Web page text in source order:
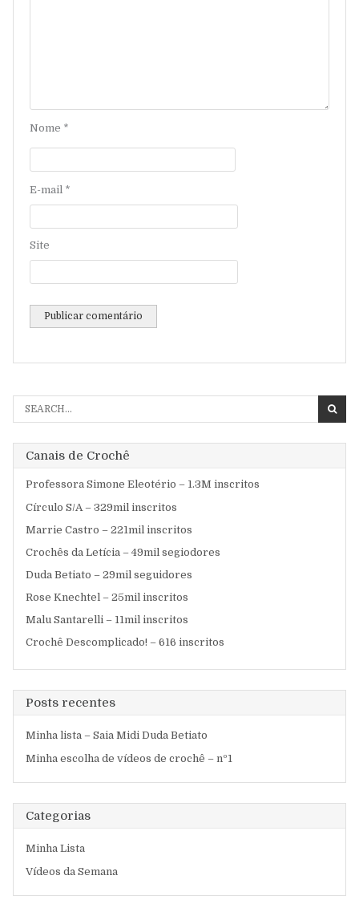
Nome *
E-mail *
Site
Canais de Crochê
Professora Simone Eleotério – 1.3M inscritos
Círculo S/A – 329mil inscritos
Marrie Castro – 221mil inscritos
Crochês da Letícia – 49mil segiodores
Duda Betiato – 29mil seguidores
Rose Knechtel – 25mil inscritos
Malu Santarelli – 11mil inscritos
Crochê Descomplicado! – 616 inscritos
Posts recentes
Minha lista – Saia Midi Duda Betiato
Minha escolha de vídeos de crochê – nº1
Categorias
Minha Lista
Vídeos da Semana